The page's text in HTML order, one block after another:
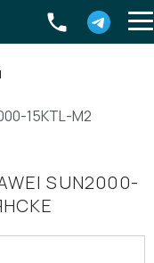
15KTL-M2
SUN2000-
Екатеринбург ,